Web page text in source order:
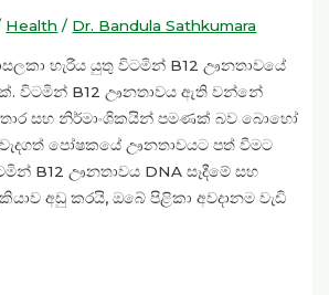
Health / Dr. Bandula Sathkumara
හැරීය යුතු විටමින් B12 ඌනතාවයේ
විටමින් B12 ඌනතාවය ඇති වන්නේ
සහ නිර්මාංශිකයින් පමණක් බව බොහෝ
පෝෂකයේ ඌනතාවයට පත් වීමට
B12 ඌනතාවය DNA සෑදීමේ සහ
අඩු කරයි, ඔබේ පිළිකා අවදානම වැඩි